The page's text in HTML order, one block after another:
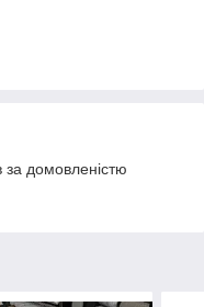
домовленістю